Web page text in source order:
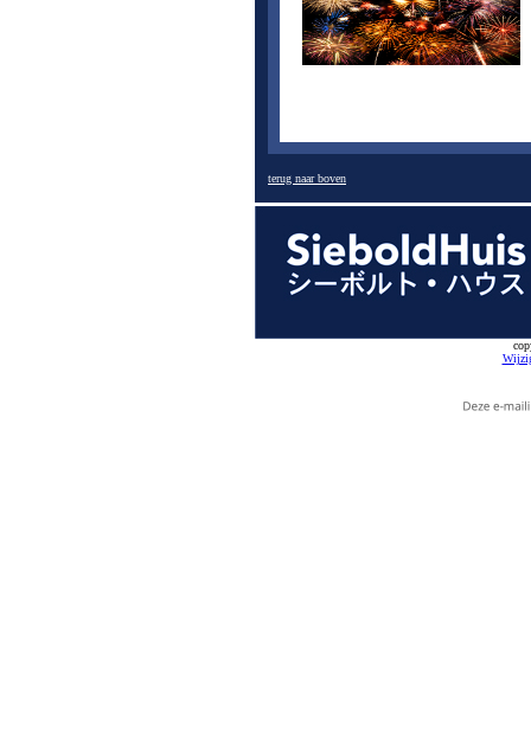
terug naar boven